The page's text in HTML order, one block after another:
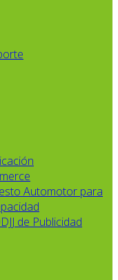
Automotor para
de Publicidad